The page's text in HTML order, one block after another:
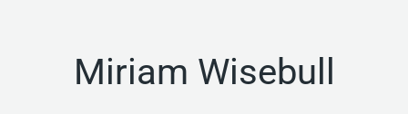
Miriam Wisebull